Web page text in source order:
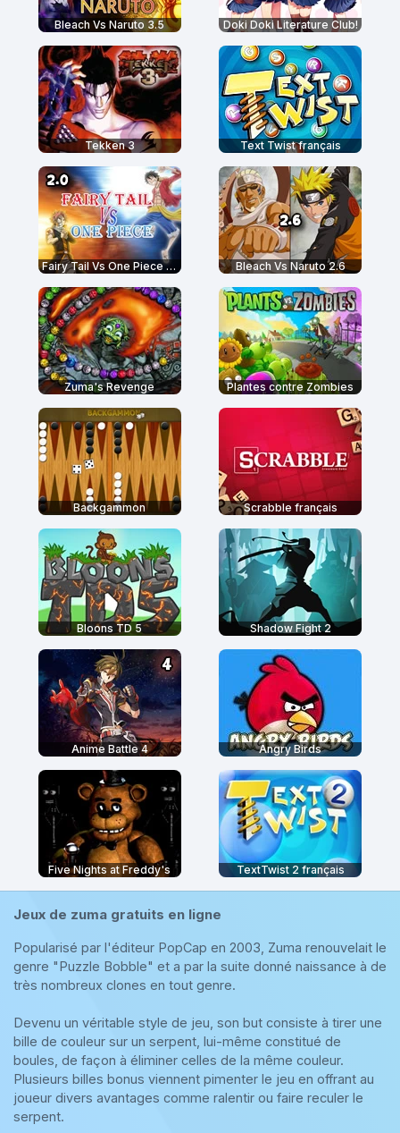
Bleach Vs Naruto 3.5 Doki Doki Literature Club!
Tekken 3 Text Twist français
Fairy Tail Vs One Piece 2.0 Bleach Vs Naruto 2.6
Zuma's Revenge Plantes contre Zombies
Backgammon Scrabble français
Bloons TD 5 Shadow Fight 2
Anime Battle 4 Angry Birds
Five Nights at Freddy's TextTwist 2 français
Jeux de zuma gratuits en ligne
Popularisé par l'éditeur PopCap en 2003, Zuma renouvelait le
genre "Puzzle Bobble" et a par la suite donné naissance à de
très nombreux clones en tout genre.
Devenu un véritable style de jeu, son but consiste à tirer une
bille de couleur sur un serpent, lui-même constitué de
boules, de façon à éliminer celles de la même couleur.
Plusieurs billes bonus viennent pimenter le jeu en offrant au
joueur divers avantages comme ralentir ou faire reculer le
serpent.